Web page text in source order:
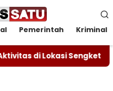
Pemerintah Kriminal
Sengketa Dihentikan